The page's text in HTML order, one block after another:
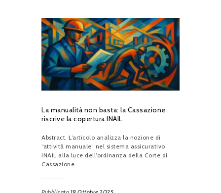
La manualità non basta: la Cassazione
riscrive la copertura INAIL
Abstract. L’articolo analizza la nozione di
“attività manuale” nel sistema assicurativo
INAIL alla luce dell’ordinanza della Corte di
Cassazione...